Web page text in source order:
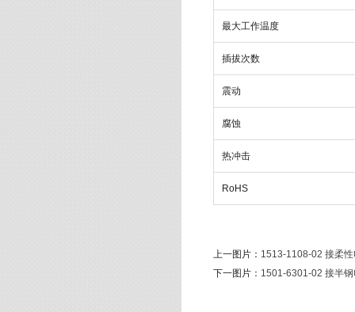
最大工作温度
插拔次数
震动
腐蚀
热冲击
RoHS
上一图片： 1513-1108-02 接柔
下一图片： 1501-6301-02 接半